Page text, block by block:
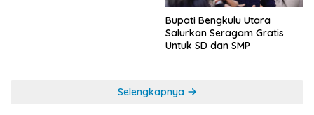
Bupati Bengkulu Utara
Salurkan Seragam Gratis
Untuk SD dan SMP
Selengkapnya